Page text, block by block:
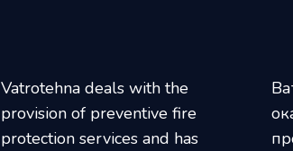
Vatrotehna deals with the
provision of preventive fire
protection services and has